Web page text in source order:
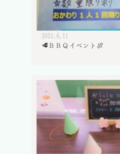
2021.6.11
🥩ＢＢＱイベント🍖